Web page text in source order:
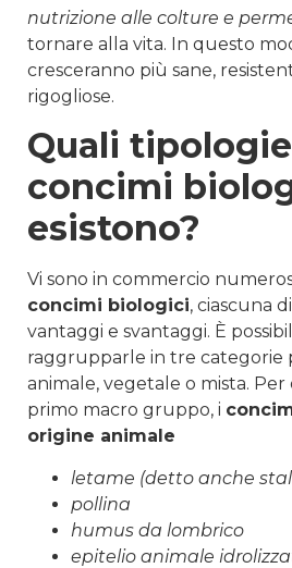
nutrizione alle colture e
tornare alla vita. In questo
cresceranno più sane,
rigogliose.
Quali
concimi
esistono?
Vi sono in commercio
concimi biologici, ciascuna
vantaggi e svantaggi. È
raggrupparle in tre categorie
animale, vegetale o mista.
primo macro gruppo, i
origine animale
letame (detto anche
pollina
humus da lombrico
epitelio animale